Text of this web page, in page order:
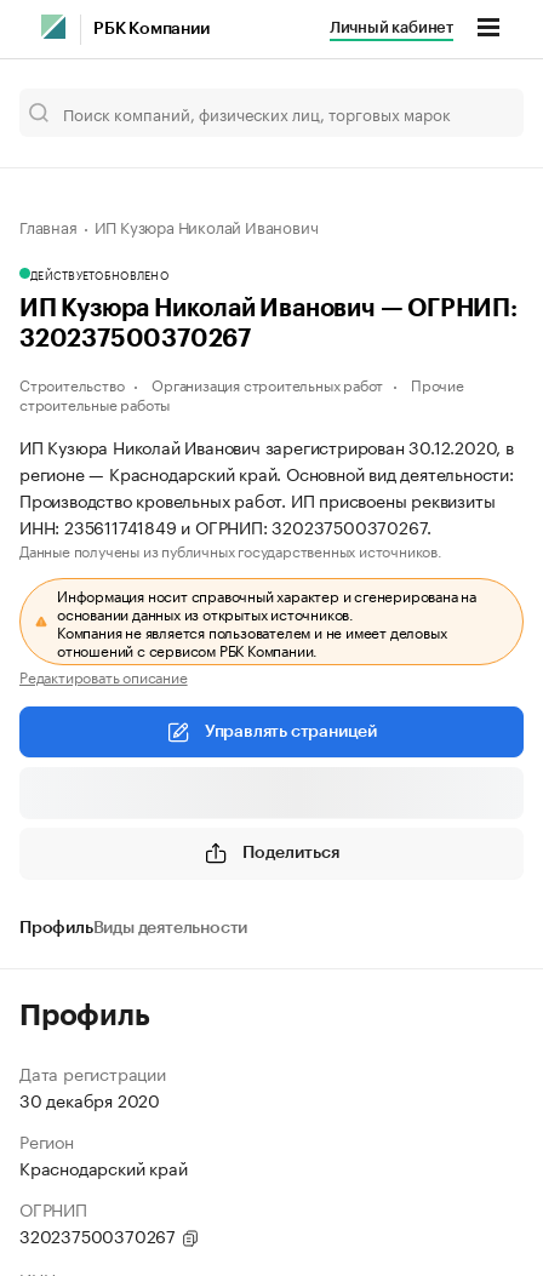
РБК Компании Личный кабинет
Главная ИП Кузюра Николай Иванович
ДЕЙСТВУЕТОБНОВЛЕНО
ИП Кузюра Николай Иванович — ОГРНИП:
320237500370267
Строительство Организация строительных работ
Прочие
строительные работы
ИП Кузюра Николай Иванович зарегистрирован 30.12.2020, в
регионе — Краснодарский край. Основной вид деятельности:
Производство кровельных работ. ИП присвоены реквизиты
ИНН: 235611741849 и ОГРНИП: 320237500370267.
Данные получены из публичных государственных источников.
Информация носит справочный характер и сгенерирована на
основании данных из открытых источников.
Компания не является пользователем и не имеет деловых
отношений с сервисом РБК Компании.
Редактировать описание
Управлять страницей
Поделиться
ПрофильВиды деятельности
Профиль
Дата регистрации
30 декабря 2020
Регион
Краснодарский край
ОГРНИП
320237500370267